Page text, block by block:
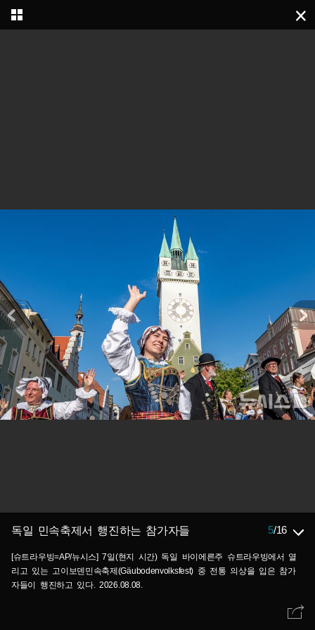
독일 민속축제서 행진하는 참가자들 5/16
[슈트라우빙=AP/뉴시스] 7일(현지 시간) 독일 바이에른주 슈트라우빙에서 열
리고 있는 고이보덴민속축제(Gäubodenvolksfest) 중 전통 의상을 입은 참가
자들이 행진하고 있다. 2026.08.08.